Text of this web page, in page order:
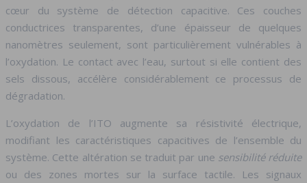
cœur du système de détection capacitive. Ces couches
conductrices transparentes, d’une épaisseur de quelques
nanomètres seulement, sont particulièrement vulnérables à
l’oxydation. Le contact avec l’eau, surtout si elle contient des
sels dissous, accélère considérablement ce processus de
dégradation.
L’oxydation de l’ITO augmente sa résistivité électrique,
modifiant les caractéristiques capacitives de l’ensemble du
système. Cette altération se traduit par une sensibilité réduite
ou des zones mortes sur la surface tactile. Les signaux